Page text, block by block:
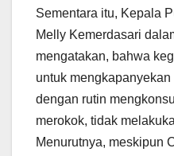
Sementara itu, Kepala
Melly Kemerdasari
mengatakan, bahwa
untuk
dengan rutin
merokok, tidak
Menurutnya, meskipun